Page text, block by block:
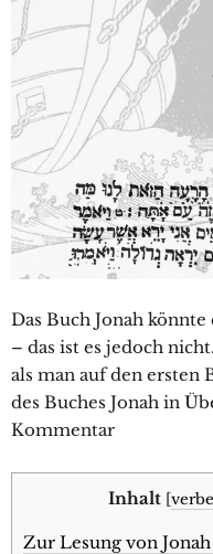
Das Buch Jonah
– das ist es jedoch
als man auf den ersten
des Buches Jonah in
Kommentar
Inhalt [
Zur Lesung von